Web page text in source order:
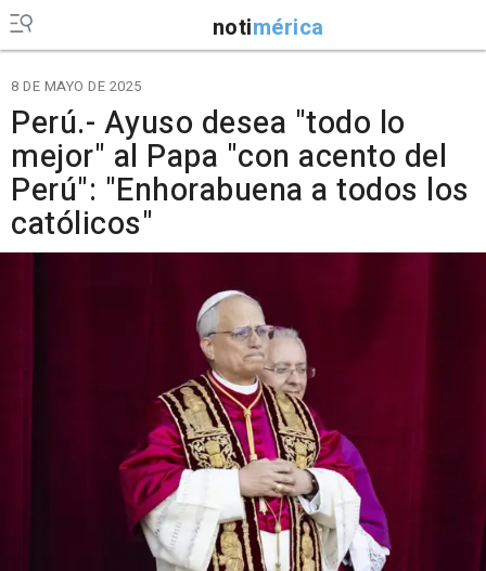
notimérica
8 DE MAYO DE 2025
Perú.- Ayuso desea "todo lo
mejor" al Papa "con acento del
Perú": "Enhorabuena a todos los
católicos"